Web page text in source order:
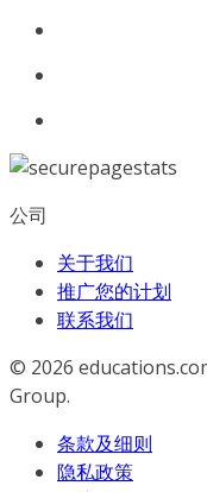
公司
关于我们
推广您的计划
联系我们
© 2026
Group.
条款及细则
隐私政策